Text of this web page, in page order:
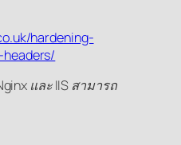
hardening-
และ IIS สามารถ